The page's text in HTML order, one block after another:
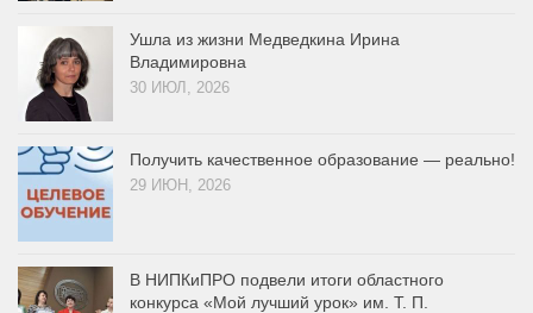
Ушла из жизни Медведкина Ирина
Владимировна
30 ИЮЛ, 2026
Получить качественное образование — реально!
29 ИЮН, 2026
В НИПКиПРО подвели итоги областного
конкурса «Мой лучший урок» им. Т. П.